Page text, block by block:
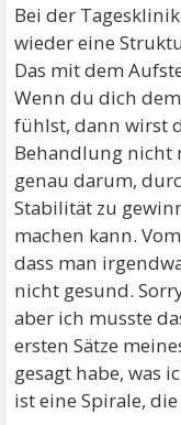
Bei der
wieder eine
Das mit dem
Wenn du dich
fühlst, dann wirst
Behandlung nicht
genau darum,
Stabilität zu
machen kann.
dass man
nicht gesund.
aber ich musste
ersten Sätze
gesagt habe, was
ist eine Spirale,